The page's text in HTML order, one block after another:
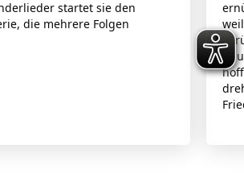
startet sie den
die mehrere Folgen